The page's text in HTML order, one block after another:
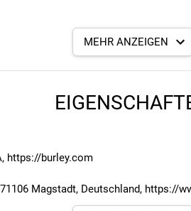
MEHR ANZEIGEN
https://burley.com
Magstadt, Deutschland, https://